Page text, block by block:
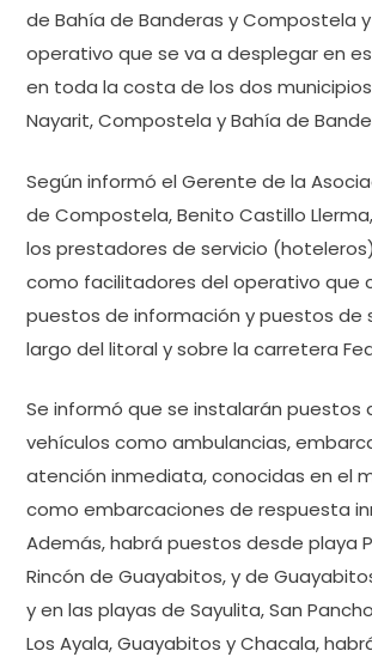
de Bahía de Banderas y Compostela
operativo que se va a desplegar en
en toda la costa de los dos
Nayarit, Compostela y Bahía de
Según informó el Gerente de la
de Compostela, Benito Castillo
los prestadores de servicio
como facilitadores del operativo que
puestos de información y puestos de
largo del litoral y sobre la carretera
Se informó que se instalarán puestos
vehículos como ambulancias,
atención inmediata, conocidas en el
como embarcaciones de respuesta
Además, habrá puestos desde playa
Rincón de Guayabitos, y de
y en las playas de Sayulita, San
Los Ayala, Guayabitos y Chacala,